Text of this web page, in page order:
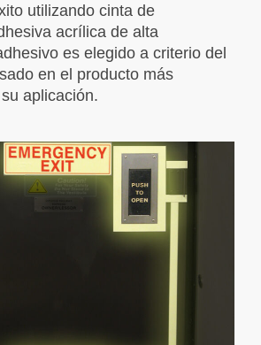
utilizando cinta de
acrílica de alta
es elegido a criterio del
en el producto más
aplicación.